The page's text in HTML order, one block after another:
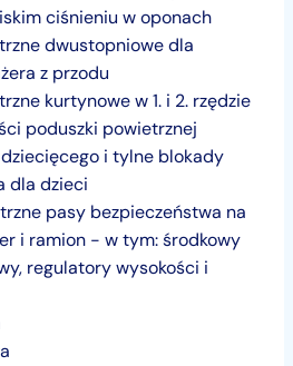
ciśnieniu w oponach
dwustopniowe dla
z przodu
kurtynowe w 1. i 2. rzędzie
poduszki powietrznej
i tylne blokady
dla dzieci
pasy bezpieczeństwa na
i ramion - w tym: środkowy
regulatory wysokości i